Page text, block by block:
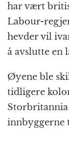
k r
har vært
Labour-
hevder vil
å avslutte en
Øyene ble
tidligere
Storbritannia
innbyggerne